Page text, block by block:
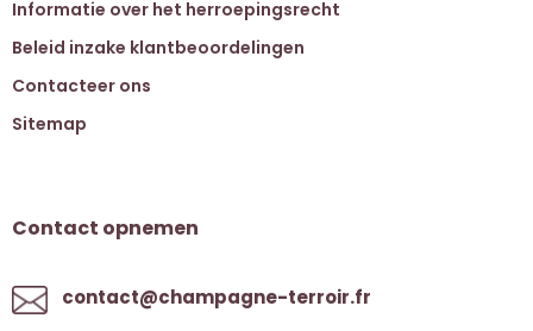
Informatie over het herroepingsrecht
Beleid inzake klantbeoordelingen
Contacteer ons
Sitemap
Contact opnemen
contact@champagne-terroir.fr